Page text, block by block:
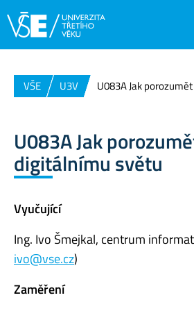
VŠE U3V U083A Jak
U083A Jak
digitálnímu světu
Vyučující
Ing. Ivo Šmejkal, centrum
ivo@vse.cz)
Zaměření